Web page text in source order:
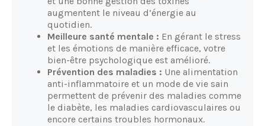
augmentent le niveau d’énergie au
quotidien.
Meilleure santé mentale : En gérant le stress
et les émotions de manière efficace, votre
bien-être psychologique est amélioré.
Prévention des maladies : Une alimentation
anti-inflammatoire et un mode de vie sain
permettent de prévenir des maladies comme
le diabète, les maladies cardiovasculaires ou
encore certains troubles hormonaux.